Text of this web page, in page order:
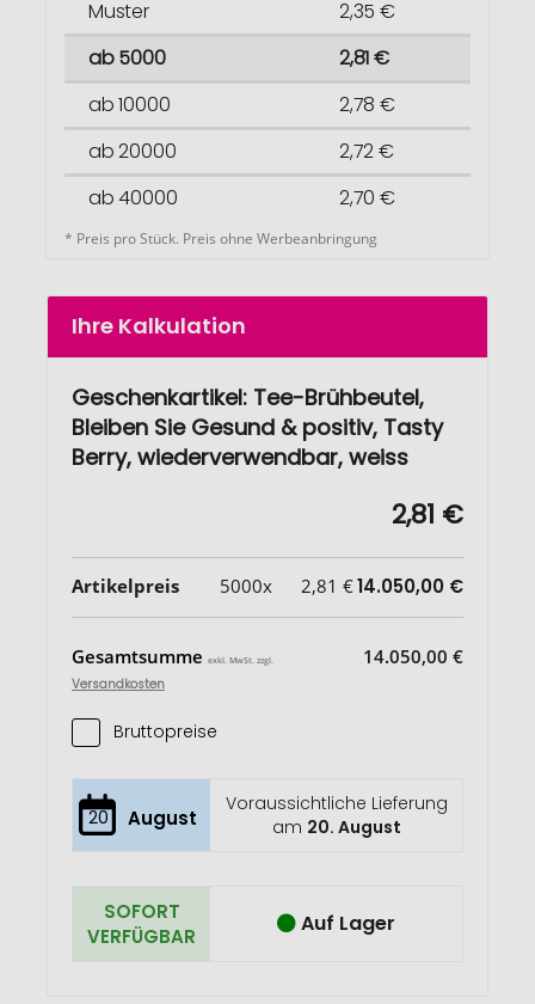
Muster
2,35 €
ab 5000
2,81 €
ab 10000
2,78 €
ab 20000
2,72 €
ab 40000
2,70 €
* Preis pro Stück. Preis ohne Werbeanbringung
Ihre Kalkulation
Geschenkartikel: Tee-Brühbeutel,
Bleiben Sie Gesund & positiv, Tasty
Berry, wiederverwendbar, weiss
2,81 €
Artikelpreis 5000x 2,81 €14.050,00 €
Gesamtsumme exkl. MwSt. zzgl.
Versandkosten
14.050,00 €
Bruttopreise
20 August
Voraussichtliche Lieferung
am 20. August
SOFORT
VERFÜGBAR
Auf Lager